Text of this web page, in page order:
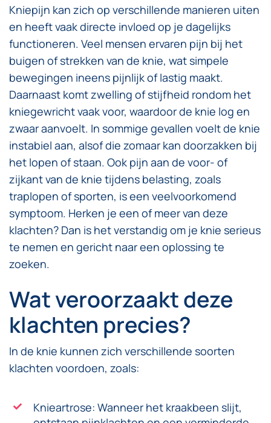
Kniepijn kan zich op verschillende manieren uiten
en heeft vaak directe invloed op je dagelijks
functioneren. Veel mensen ervaren pijn bij het
buigen of strekken van de knie, wat simpele
bewegingen ineens pijnlijk of lastig maakt.
Daarnaast komt zwelling of stijfheid rondom het
kniegewricht vaak voor, waardoor de knie log en
zwaar aanvoelt. In sommige gevallen voelt de knie
instabiel aan, alsof die zomaar kan doorzakken bij
het lopen of staan. Ook pijn aan de voor- of
zijkant van de knie tijdens belasting, zoals
traplopen of sporten, is een veelvoorkomend
symptoom. Herken je een of meer van deze
klachten? Dan is het verstandig om je knie serieus
te nemen en gericht naar een oplossing te
zoeken.
Wat veroorzaakt deze
klachten precies?
In de knie kunnen zich verschillende soorten
klachten voordoen, zoals:
Knieartrose: Wanneer het kraakbeen slijt,